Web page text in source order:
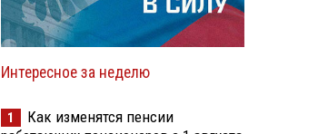
Интересное за неделю
1
Как изменятся пенсии